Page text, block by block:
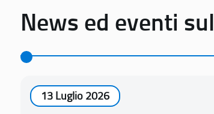
News ed eventi
13 Luglio 2026